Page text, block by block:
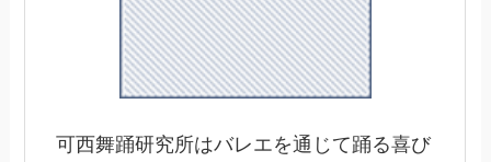
可西舞踊研究所はバレエを通じて踊る喜び